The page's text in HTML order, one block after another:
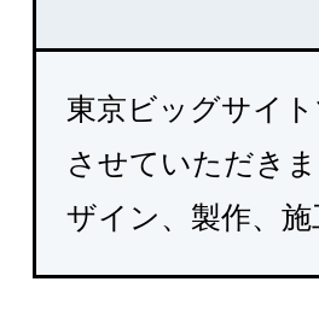
東京ビッグサイ
させていただき
ザイン、製作、施